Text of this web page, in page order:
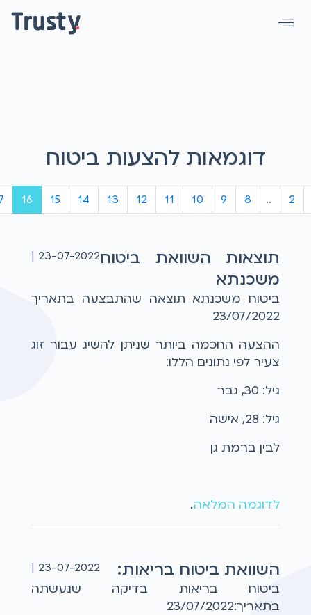
דוגמאות להצעות ביטוח
2
...
8
9
10
11
12
13
14
15
16
23-07-2022 |תוצאות השוואת ביטוח
משכנתא
ביטוח משכנתא תוצאה שהתבצעה בתאריך
23/07/2022
ההצעה החכמה ביותר שניתן להשיג עבור זוג
צעיר לפי נתונים הללו:
גיל: 30, גבר
גיל: 28, אישה
לבין ברמת גן
לדוגמה המלאה...
23-07-2022 | השוואת ביטוח בריאות:
ביטוח בריאות בדיקה שנעשתה
בתאריך:23/07/2022